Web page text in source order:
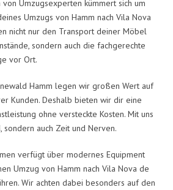
Umzugsexperten kümmert sich um
Umzugs von Hamm nach Vila Nova
nicht nur den Transport deiner Möbel
sondern auch die fachgerechte
vor Ort.
Hamm legen wir großen Wert auf
Kunden. Deshalb bieten wir dir eine
ohne versteckte Kosten. Mit uns
sondern auch Zeit und Nerven.
verfügt über modernes Equipment
Umzug von Hamm nach Vila Nova de
Wir achten dabei besonders auf den